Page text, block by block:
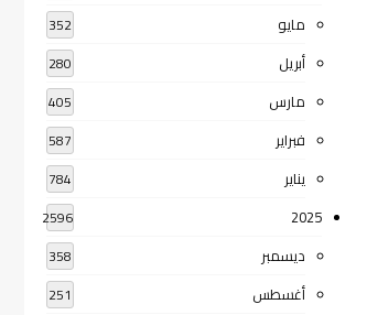
مايو 352
أبريل 280
مارس 405
فبراير 587
يناير 784
2025
2596
ديسمبر 358
أغسطس 251